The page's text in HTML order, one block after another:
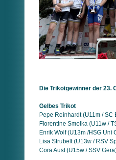
Die Trikotgewinner der 23.
Gelbes Trikot
Pepe Reinhardt (U11m / SC
Florentine Smolka (U11w /
Enrik Wolf (U13m /HSG Uni
Lisa Strubelt (U13w / RSV
Cora Aust (U15w / SSV